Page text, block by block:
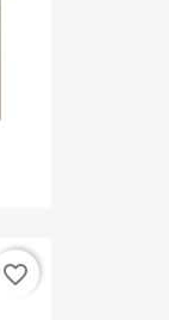
favorite_border